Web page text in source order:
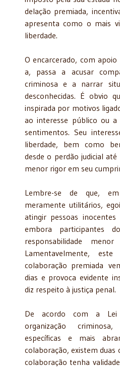
delação premiada,
apresenta como o mais
liberdade.
O encarcerado, com
a, passa a acusar
criminosa e a narrar
desconhecidas. É obvio
inspirada por motivos
ao interesse público ou a
sentimentos. Seu
liberdade, bem como
desde o perdão judicial
menor rigor em seu
Lembre-se de que,
meramente utilitários,
atingir pessoas
embora participantes
responsabilidade
Lamentavelmente,
colaboração premiada
dias e provoca evidente
diz respeito à justiça penal.
De acordo com a Lei
organização
específicas e mais
colaboração, existem duas
colaboração tenha